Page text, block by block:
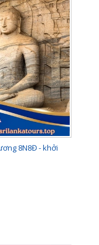
8N8Đ - khởi